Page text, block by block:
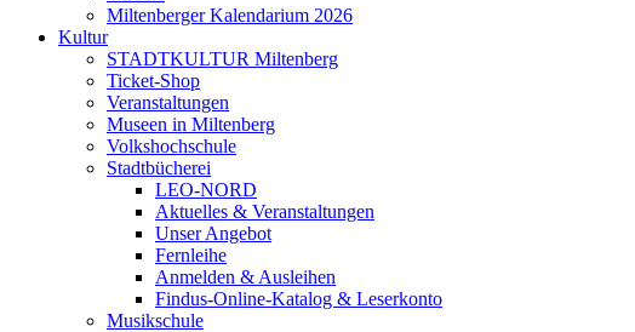
Miltenberger Kalendarium 2026
Kultur
STADTKULTUR Miltenberg
Ticket-Shop
Veranstaltungen
Museen in Miltenberg
Volkshochschule
Stadtbücherei
LEO-NORD
Aktuelles & Veranstaltungen
Unser Angebot
Fernleihe
Anmelden & Ausleihen
Findus-Online-Katalog & Leserkonto
Musikschule